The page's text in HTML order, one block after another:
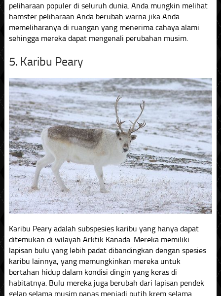
peliharaan populer di seluruh dunia. Anda mungkin melihat
hamster peliharaan Anda berubah warna jika Anda
memeliharanya di ruangan yang menerima cahaya alami
sehingga mereka dapat mengenali perubahan musim.
5. Karibu Peary
Karibu Peary adalah subspesies karibu yang hanya dapat
ditemukan di wilayah Arktik Kanada. Mereka memiliki
lapisan bulu yang lebih padat dibandingkan dengan spesies
karibu lainnya, yang memungkinkan mereka untuk
bertahan hidup dalam kondisi dingin yang keras di
habitatnya. Bulu mereka juga berubah dari lapisan pendek
gelap selama musim panas menjadi putih krem ​​​​selama